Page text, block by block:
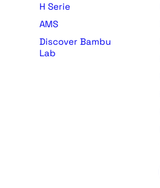
H Serie
AMS
Discover Bambu
Lab